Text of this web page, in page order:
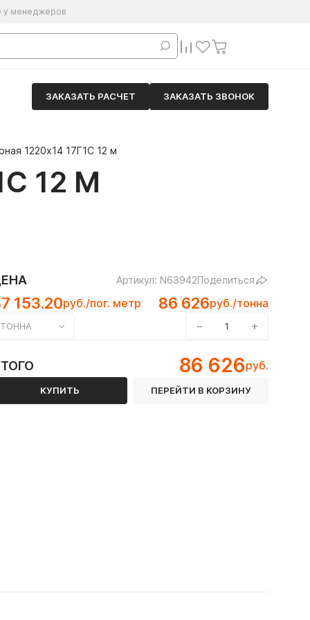
у менеджеров
ЗАКАЗАТЬ РАСЧЕТ ЗАКАЗАТЬ ЗВОНОК
1220х14 17Г1С 12 м
12 М
Артикул: N63942Поделиться
153.20руб./пог. метр 86 626руб./тонна
ТОННА − +
86 626руб.
КУПИТЬ ПЕРЕЙТИ В КОРЗИНУ